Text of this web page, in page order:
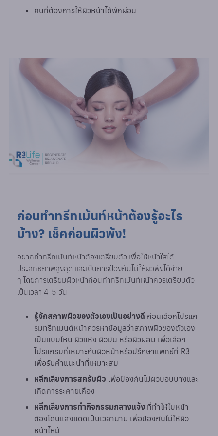
คนที่ต้องการให้ผิวหน้าได้พักผ่อน
ก่อนทำทรีทเม้นท์หน้าต้องรู้อะไร
บ้าง? เช็คก่อนผิวพัง!
อยากทำทรีทเม้นท์หน้าต้องเตรียมตัว เพื่อให้หน้าใสได้
ประสิทธิภาพสูงสุด และเป็นการป้องกันไม่ให้ผิวพังได้ง่าย
ๆ โดยการเตรียมผิวหน้าก่อนทำทรีทเม้นท์หน้าควรเตรียมตัว
เป็นเวลา 4-5 วัน
รู้จักสภาพผิวของตัวเองเป็นอย่างดี ก่อนเลือกโปรแก
รมทรีทเมนต์หน้าควรหาข้อมูลว่าสภาพผิวของตัวเอง
เป็นแบบไหน ผิวแห้ง ผิวมัน หรือผิวผสม เพื่อเลือก
โปรแกรมที่เหมาะกับผิวหน้าหรือปรึกษาแพทย์ที่ R3
เพื่อรับคำแนะนำที่เหมาะสม
หลีกเลี่ยงการสครับผิว เพื่อป้องกันไม่ผิวบอบบางและ
เกิดการระคายเคือง
หลีกเลี่ยงการทำกิจกรรมกลางแจ้ง ที่ทำให้ใบหน้า
ต้องโดนแสงแดดเป็นเวลานาน เพื่อป้องกันไม่ให้ผิว
หน้าไหม้